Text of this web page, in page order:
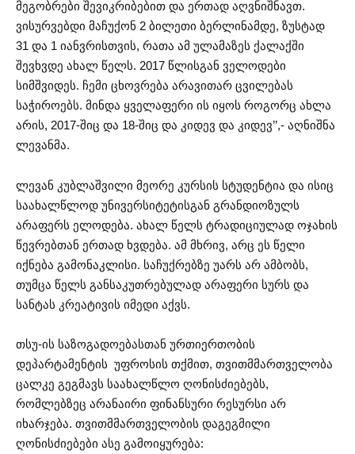
მეგობრები შევიკრიბებით და ერთად აღვნიშნავთ.
ვისურვებდი მაჩუქონ 2 ბილეთი ბერლინამდე, ზუსტად
31 და 1 იანვრისთვის, რათა ამ ულამაზეს ქალაქში
შევხვდე ახალ წელს. 2017 წლისგან ველოდები
სიმშვიდეს. ჩემი ცხოვრება არავითარ ცვილებას
საჭიროებს. მინდა ყველაფერი ის იყოს როგორც ახლა
არის, 2017-შიც და 18-შიც და კიდევ და კიდევ’’,- აღნიშნა
ლევანმა.
ლევან კუბლაშვილი მეორე კურსის სტუდენტია და ისიც
საახალწლოდ უნივერსიტეტისგან გრანდიოზულს
არაფერს ელოდება. ახალ წელს ტრადიციულად ოჯახის
წევრებთან ერთად ხვდება. ამ მხრივ, არც ეს წელი
იქნება გამონაკლისი. საჩუქრებზე უარს არ ამბობს,
თუმცა წელს განსაკუთრებულად არაფერი სურს და
სანტას კრეატივის იმედი აქვს.
თსუ-ის საზოგადოებასთან ურთიერთობის
დეპარტამენტის უფროსის თქმით, თვითმმართველობა
ცალკე გეგმავს საახალწლო ღონისძიებებს,
რომლებზეც არანაირი ფინანსური რესურსი არ
იხარჯება. თვითმმართველობის დაგეგმილი
ღონისძიებები ასე გამოიყურება: